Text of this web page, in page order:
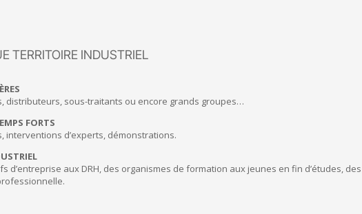
TERRITOIRE INDUSTRIEL
distributeurs, sous-traitants ou encore grands groupes…
FORTS
interventions d’experts, démonstrations.
d’entreprise aux DRH, des organismes de formation aux jeunes en fin d’études,